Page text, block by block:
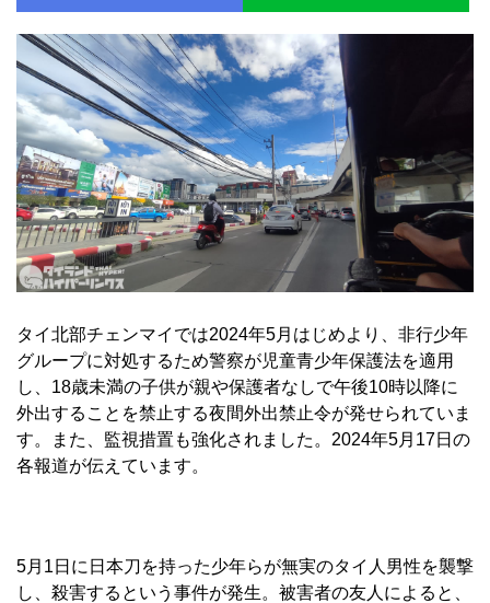
タイ北部チェンマイでは2024年5月はじめより、非行少年
グループに対処するため警察が児童青少年保護法を適用
し、18歳未満の子供が親や保護者なしで午後10時以降に
外出することを禁止する夜間外出禁止令が発せられていま
す。また、監視措置も強化されました。2024年5月17日の
各報道が伝えています。
5月1日に日本刀を持った少年らが無実のタイ人男性を襲撃
し、殺害するという事件が発生。被害者の友人によると、